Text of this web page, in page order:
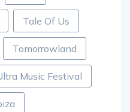
Tale Of Us
Tomorrowland
Music Festival